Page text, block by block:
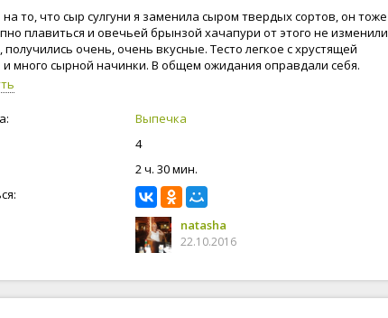
то, что сыр сулгуни я заменила сыром твердых сортов, он тоже
плавиться и овечьей брынзой хачапури от этого не изменили
получились очень, очень вкусные. Тесто легкое с хрустящей
и много сырной начинки. В общем ожидания оправдали себя.
Выпечка
4
2 ч. 30 мин.
natasha
22.10.2016